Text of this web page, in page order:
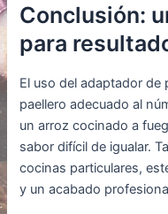
Conclusión:
para
El uso del adaptador de
paellero adecuado al
un arroz cocinado a
sabor difícil de igualar.
cocinas particulares,
y un acabado